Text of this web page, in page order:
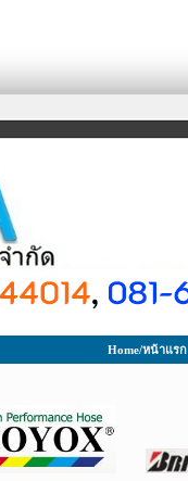
Home/หน้าแรก